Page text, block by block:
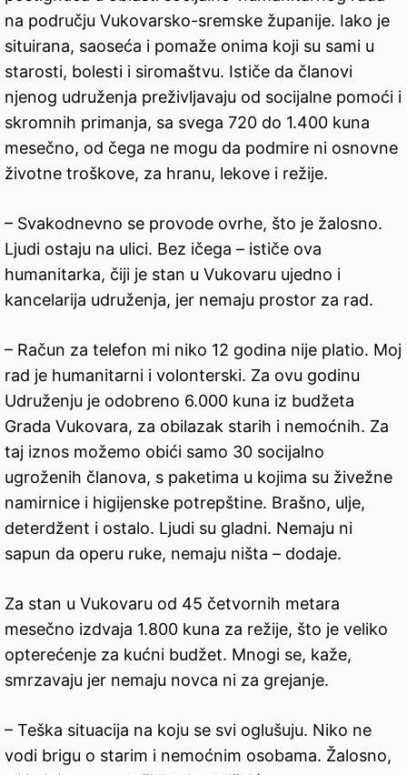
na području Vukovarsko-sremske županije. Iako je
situirana, saoseća i pomaže onima koji su sami u
starosti, bolesti i siromaštvu. Ističe da članovi
njenog udruženja preživljavaju od socijalne pomoći i
skromnih primanja, sa svega 720 do 1.400 kuna
mesečno, od čega ne mogu da podmire ni osnovne
životne troškove, za hranu, lekove i režije.
– Svakodnevno se provode ovrhe, što je žalosno.
Ljudi ostaju na ulici. Bez ičega – ističe ova
humanitarka, čiji je stan u Vukovaru ujedno i
kancelarija udruženja, jer nemaju prostor za rad.
– Račun za telefon mi niko 12 godina nije platio. Moj
rad je humanitarni i volonterski. Za ovu godinu
Udruženju je odobreno 6.000 kuna iz budžeta
Grada Vukovara, za obilazak starih i nemoćnih. Za
taj iznos možemo obići samo 30 socijalno
ugroženih članova, s paketima u kojima su živežne
namirnice i higijenske potrepštine. Brašno, ulje,
deterdžent i ostalo. Ljudi su gladni. Nemaju ni
sapun da operu ruke, nemaju ništa – dodaje.
Za stan u Vukovaru od 45 četvornih metara
mesečno izdvaja 1.800 kuna za režije, što je veliko
opterećenje za kućni budžet. Mnogi se, kaže,
smrzavaju jer nemaju novca ni za grejanje.
– Teška situacija na koju se svi oglušuju. Niko ne
vodi brigu o starim i nemoćnim osobama. Žalosno,